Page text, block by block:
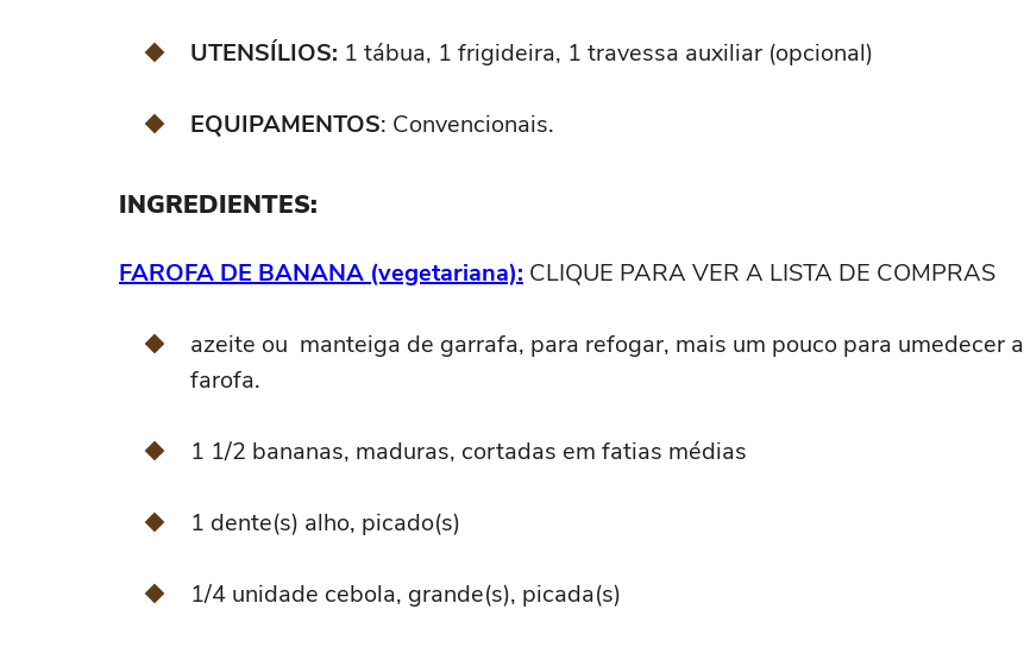
UTENSÍLIOS: 1 tábua, 1 frigideira, 1 travessa auxiliar (opcional)
EQUIPAMENTOS: Convencionais.
INGREDIENTES:
FAROFA DE BANANA (vegetariana): CLIQUE PARA VER A LISTA DE COMPRAS
azeite ou manteiga de garrafa, para refogar, mais um pouco para umedecer a
farofa.
1 1/2 bananas, maduras, cortadas em fatias médias
1 dente(s) alho, picado(s)
1/4 unidade cebola, grande(s), picada(s)